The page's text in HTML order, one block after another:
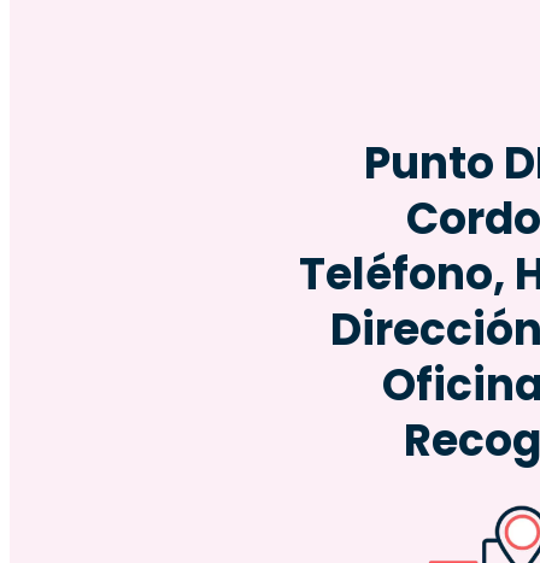
Punto
Teléfono,